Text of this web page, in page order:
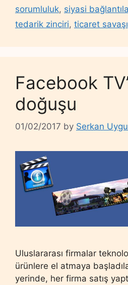
sorumluluk, siyasi
tedarik zinciri, ticaret savaşı
Facebook
doğuşu
01/02/2017 by Serkan
Uluslararası firmalar
ürünlere el atmaya
yerinde, her firma satış